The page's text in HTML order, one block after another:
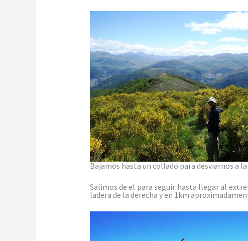
Bajamos hasta un collado para desviarnos a
Salimos de el para seguir hasta llegar al
ladera de la derecha y en 1km